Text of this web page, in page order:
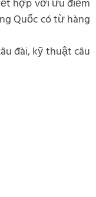
hợp với ưu điểm
Quốc có từ hàng
đài, kỹ thuật câu